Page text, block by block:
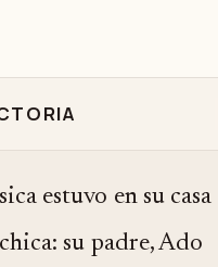
estuvo en su casa
su padre, Ado